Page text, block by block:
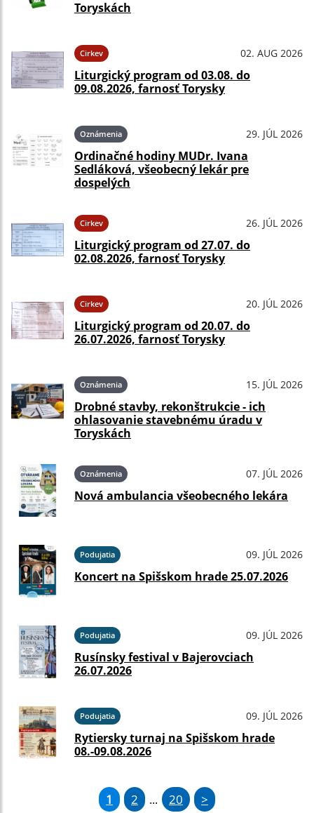
Toryskách
Cirkev 02. AUG 2026
Liturgický program od 03.08. do
09.08.2026, farnosť Torysky
Oznámenia 29. JÚL 2026
Ordinačné hodiny MUDr. Ivana
Sedláková, všeobecný lekár pre
dospelých
Cirkev 26. JÚL 2026
Liturgický program od 27.07. do
02.08.2026, farnosť Torysky
Cirkev 20. JÚL 2026
Liturgický program od 20.07. do
26.07.2026, farnosť Torysky
Oznámenia 15. JÚL 2026
Drobné stavby, rekonštrukcie - ich
ohlasovanie stavebnému úradu v
Toryskách
Oznámenia 07. JÚL 2026
Nová ambulancia všeobecného lekára
Podujatia 09. JÚL 2026
Koncert na Spišskom hrade 25.07.2026
Podujatia 09. JÚL 2026
Rusínsky festival v Bajerovciach
26.07.2026
Podujatia 09. JÚL 2026
Rytiersky turnaj na Spišskom hrade
08.-09.08.2026
1 2 ... 20 >